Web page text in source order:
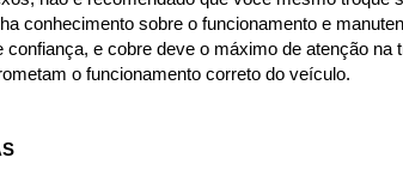
conhecimento sobre o funcionamento e
e cobre deve o máximo de atenção
o funcionamento correto do veículo.